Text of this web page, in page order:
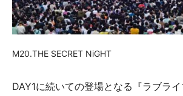
M20.THE SECRET NiGHT
DAY1に続いての登場となる『ラブラ